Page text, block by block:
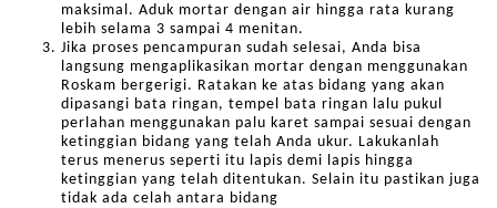
maksimal. Aduk mortar dengan air hingga rata kurang
lebih selama 3 sampai 4 menitan.
Jika proses pencampuran sudah selesai, Anda bisa
langsung mengaplikasikan mortar dengan menggunakan
Roskam bergerigi. Ratakan ke atas bidang yang akan
dipasangi bata ringan, tempel bata ringan lalu pukul
perlahan menggunakan palu karet sampai sesuai dengan
ketinggian bidang yang telah Anda ukur. Lakukanlah
terus menerus seperti itu lapis demi lapis hingga
ketinggian yang telah ditentukan. Selain itu pastikan juga
tidak ada celah antara bidang